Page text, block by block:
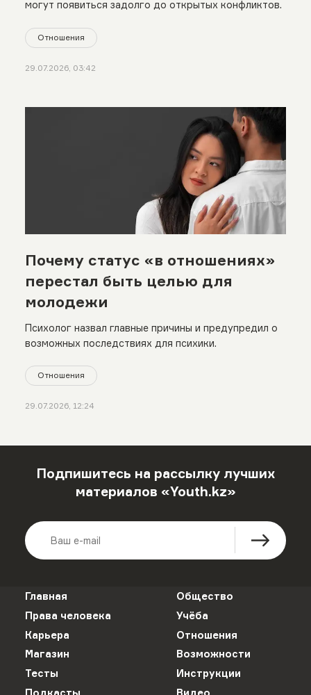
могут появиться задолго до открытых конфликтов.
Отношения
29.07.2026, 03:42
Почему статус «в отношениях»
перестал быть целью для
молодежи
Психолог назвал главные причины и предупредил о
возможных последствиях для психики.
Отношения
29.07.2026, 12:24
Подпишитесь на рассылку лучших
материалов «Youth.kz»
Главная
Общество
Права человека
Учёба
Карьера
Отношения
Магазин
Возможности
Тесты
Инструкции
Подкасты
Видео